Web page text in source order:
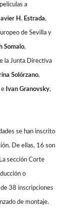
a
H. Estrada,
de Sevilla y
Somalo,
la Junta Directiva
Solórzano,
e Ivan Granovsky,
se han inscrito
De ellas, 16 son
sección Corte
o
38 inscripciones
de montaje.